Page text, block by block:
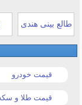
طالع بینی هندی
قیمت خودرو
قیمت طلا و